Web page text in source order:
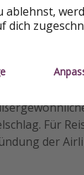
in der
oder
Für
der
ablehnst,
dich